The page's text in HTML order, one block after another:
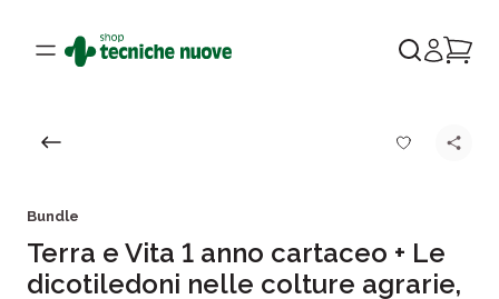
Bundle
Terra e Vita 1 anno cartaceo + Le
dicotiledoni nelle colture agrarie,